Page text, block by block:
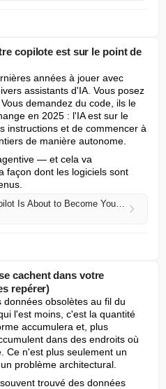
copilote est sur le point de
années à jouer avec
assistants d'IA. Vous posez
demandez du code, ils le
en 2025 : l'IA est sur le
instructions et de commencer à
de manière autonome.
— et cela va
façon dont les logiciels sont
Agentic AI: Why Your Copilot Is About to Become Your Coworker
cachent dans votre
repérer)
obsolètes au fil du
l'est moins, c'est la quantité
accumulera et, plus
dans des endroits où
Ce n'est plus seulement un
problème architectural.
trouvé des données